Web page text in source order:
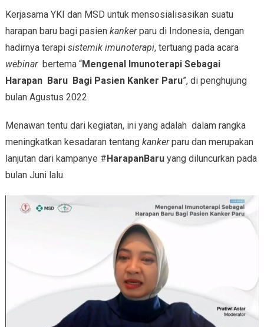
Kerjasama YKI dan MSD untuk mensosialisasikan suatu
harapan baru bagi pasienkankerparu di Indonesia, dengan
hadirnya terapi sistemik imunoterapi, tertuang pada acara
webinar bertema “Mengenal Imunoterapi Sebagai
Harapan Baru Bagi Pasien Kanker Paru”, di penghujung
bulan Agustus 2022.
Menawan tentu dari kegiatan, ini yang adalah dalam rangka
meningkatkan kesadaran tentang kankerparu dan merupakan
lanjutan dari kampanye #HarapanBaru yang diluncurkan pada
bulan Juni lalu.